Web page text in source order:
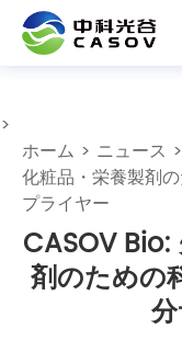
>
ホーム > ニュース >
化粧品・栄養製剤
プライヤー
CASOV Bio:
剤のための